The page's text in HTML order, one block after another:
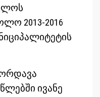
2013-2016
წლებში ივანე